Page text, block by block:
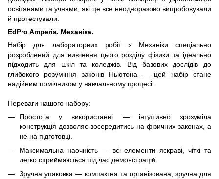
освітянами та учнями, які це все неодноразово випробовували
й протестували.
EdPro Amperia. Механіка.
Набір для лабораторних робіт з Механіки спеціально
розроблений для вивчення цього розділу фізики та ідеально
підходить для шкіл та коледжів. Від базових дослідів до
глибокого розуміння законів Ньютона — цей набір стане
надійним помічником у навчальному процесі.
Переваги нашого набору:
Простота у використанні — інтуїтивно зрозуміла
конструкція дозволяє зосередитись на фізичних законах, а
не на підготовці.
Максимальна наочність — всі елементи яскраві, чіткі та
легко сприймаються під час демонстрацій.
Зручна упаковка — компактна та організована, зручна для